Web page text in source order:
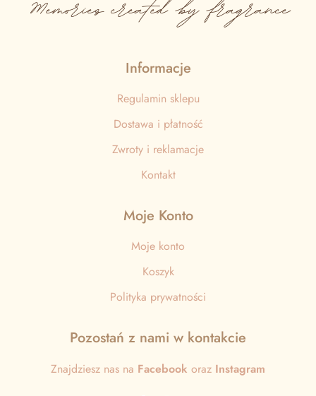
Informacje
Regulamin sklepu
Dostawa i płatność
Zwroty i reklamacje
Kontakt
Moje Konto
Moje konto
Koszyk
Polityka prywatności
Pozostań z nami w kontakcie
Znajdziesz nas na Facebook oraz Instagram